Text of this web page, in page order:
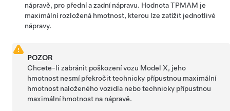
nápravě, pro přední a zadní nápravu. HodnotaTPMAM je
maximální rozložená hmotnost, kterou lze zatížit jednotlivé
nápravy.
POZOR
Chcete-li zabránit poškození vozu Model X, jeho
hmotnost nesmí překročit technicky přípustnou maximální
hmotnost naloženého vozidla nebo technicky přípustnou
maximální hmotnost na nápravě.